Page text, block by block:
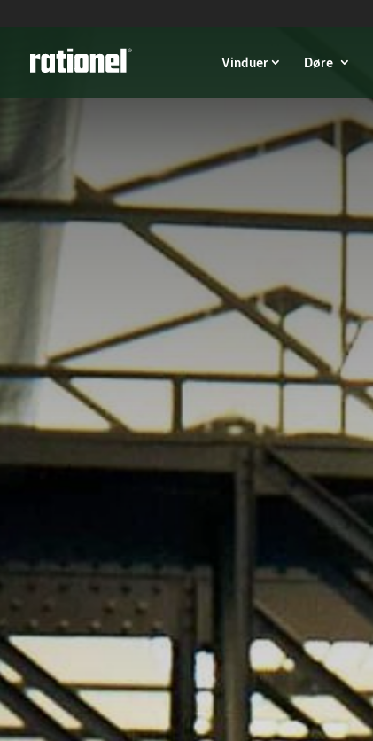
Vinduer
Døre